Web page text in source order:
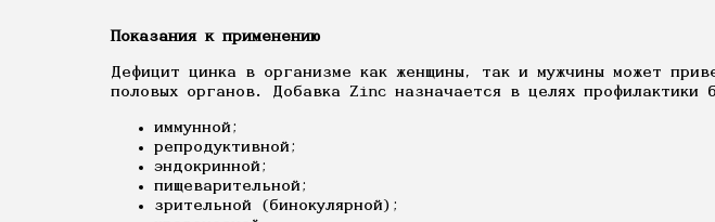
Показания к применению
Дефицит цинка в организме как женщины, так и мужчины может
половых органов. Добавка Zinc назначается в целях профилактики
иммунной;
репродуктивной;
эндокринной;
пищеварительной;
зрительной (бинокулярной);